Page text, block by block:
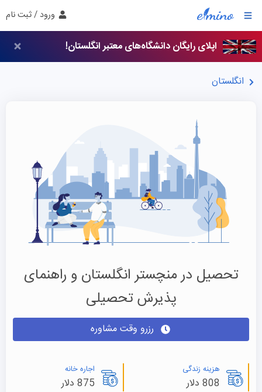
ورود / ثبت نام
اپلای رایگان دانشگاه‌های معتبر انگلستان!
انگلستان
تحصیل در منچستر انگلستان و راهنمای
پذیرش تحصیلی
رزرو وقت مشاوره
هزینه زندگی
808 دلار
اجاره خانه
875 دلار